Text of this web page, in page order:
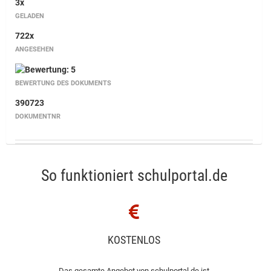
3x
GELADEN
722x
ANGESEHEN
BEWERTUNG DES DOKUMENTS
390723
DOKUMENTNR
So funktioniert schulportal.de
KOSTENLOS